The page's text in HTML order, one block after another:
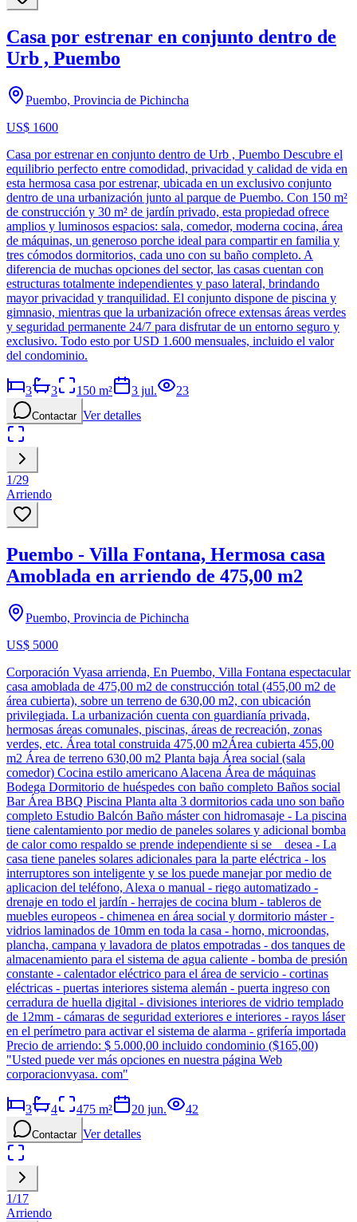
Casa por estrenar en conjunto dentro de
Urb , Puembo
Puembo, Provincia de Pichincha
US$ 1600
Casa por estrenar en conjunto dentro de Urb , Puembo Descubre el
equilibrio perfecto entre comodidad, privacidad y calidad de vida en
esta hermosa casa por estrenar, ubicada en un exclusivo conjunto
dentro de una urbanización junto al parque de Puembo. Con 150 m²
de construcción y 30 m² de jardín privado, esta propiedad ofrece
amplios y luminosos espacios: sala, comedor, moderna cocina, área
de máquinas, un generoso porche ideal para compartir en familia y
tres cómodos dormitorios, cada uno con su baño completo. A
diferencia de muchas opciones del sector, las casas cuentan con
estructuras totalmente independientes y paso lateral, brindando
mayor privacidad y tranquilidad. El conjunto dispone de piscina y
gimnasio, mientras que la urbanización ofrece extensas áreas verdes
y seguridad permanente 24/7 para disfrutar de un entorno seguro y
exclusivo. Todo esto por USD 1.600 mensuales, incluido el valor
del condominio.
3 3 150 m² 3 jul. 23
Contactar Ver detalles
1/29
Arriendo
Puembo - Villa Fontana, Hermosa casa
Amoblada en arriendo de 475,00 m2
Puembo, Provincia de Pichincha
US$ 5000
Corporación Vyasa arrienda, En Puembo, Villa Fontana espectacular
casa amoblada de 475,00 m2 de construcción total (455,00 m2 de
área cubierta), sobre un terreno de 630,00 m2, con ubicación
privilegiada. La urbanización cuenta con guardianía privada,
hermosas áreas comunales, piscinas, áreas de recreación, zonas
verdes, etc. Área total construida 475,00 m2Área cubierta 455,00
m2 Área de terreno 630,00 m2 Planta baja Área social (sala
comedor) Cocina estilo americano Alacena Área de máquinas
Bodega Dormitorio de huéspedes con baño completo Baños social
Bar Área BBQ Piscina Planta alta 3 dormitorios cada uno son baño
completo Estudio Balcón Baño máster con hidromasaje - La piscina
tiene calentamiento por medio de paneles solares y adicional bomba
de calor como respaldo se prende independiente si se desea - La
casa tiene paneles solares adicionales para la parte eléctrica - los
interruptores son inteligente y se los puede manejar por medio de
aplicacion del teléfono, Alexa o manual - riego automatizado -
drenaje en todo el jardín - herrajes de cocina blum - tableros de
muebles europeos - chimenea en área social y dormitorio máster -
vidrios laminados de 10mm en toda la casa - horno, microondas,
plancha, campana y lavadora de platos empotradas - dos tanques de
almacenamiento para el sistema de agua caliente - bomba de presión
constante - calentador eléctrico para el área de servicio - cortinas
eléctricas - puertas interiores sistema alemán - puerta ingreso con
cerradura de huella digital - divisiones interiores de vidrio templado
de 12mm - cámaras de seguridad exteriores e interiores - rayos láser
en el perímetro para activar el sistema de alarma - grifería importada
Precio de arriendo: $ 5.000,00 incluido condominio ($165,00)
"Usted puede ver más opciones en nuestra página Web
corporacionvyasa. com"
3 4 475 m² 20 jun. 42
Contactar Ver detalles
1/17
Arriendo